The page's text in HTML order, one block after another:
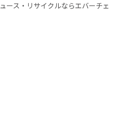
ース・リサイクルならエバーチェ